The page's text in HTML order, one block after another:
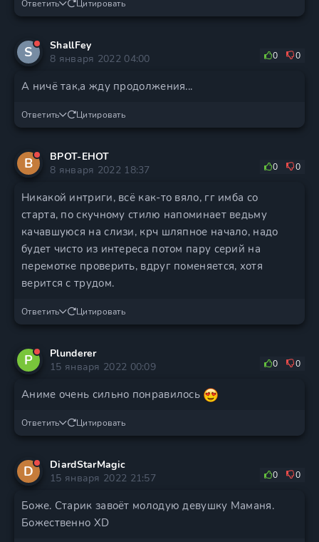
Ответить Цитировать
S
ShallFey
8 января 2022 04:00
0 0
А ничё так,а жду продолжения...
Ответить Цитировать
B
BPOT-EHOT
8 января 2022 18:37
0 0
Никакой интриги, всё как-то вяло, гг имба со
старта, по скучному стилю напоминает ведьму
качавшуюся на слизи, крч шляпное начало, надо
будет чисто из интереса потом пару серий на
перемотке проверить, вдруг поменяется, хотя
верится с трудом.
Ответить Цитировать
P
Plunderer
15 января 2022 00:09
0 0
Аниме очень сильно понравилось
Ответить Цитировать
D
DiardStarMagic
15 января 2022 21:57
0 0
Боже. Старик завоёт молодую девушку Маманя.
Божественно XD